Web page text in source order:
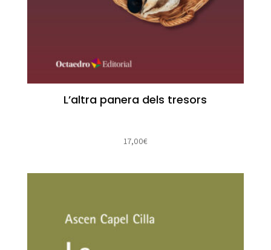
L’altra panera dels tresors
17,00€